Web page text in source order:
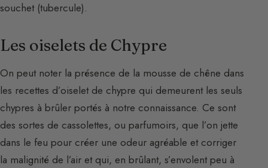
souchet (tubercule).
Les oiselets de Chypre
On peut noter la présence de la mousse de chêne dans
les recettes d’oiselet de chypre qui demeurent les seuls
chypres à brûler portés à notre connaissance. Ce sont
des sortes de cassolettes, ou parfumoirs, que l’on jette
dans le feu pour créer une odeur agréable et corriger
la malignité de l’air et qui, en brûlant, s’envolent peu à